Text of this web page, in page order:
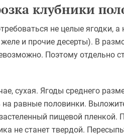
клубники
не целые ягодки,
и прочие десерты). В
Поэтому отдельно
сухая. Ягоды среднего
равные половинки.
пищевой пленкой.
не станет твердой.